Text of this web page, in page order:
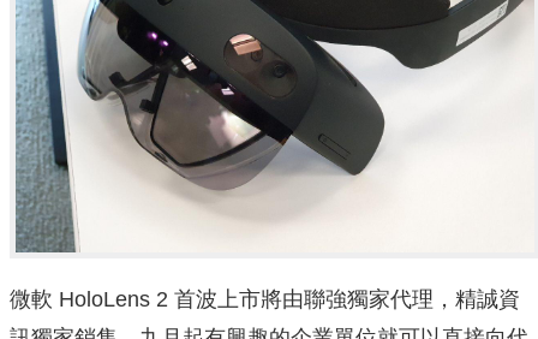
微軟 HoloLens 2 首波上市將由聯強獨家代理，精誠資